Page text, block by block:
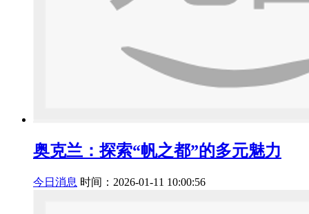
奥克兰：探索“帆之都”的多元魅力
今日消息 时间：2026-01-11 10:00:56